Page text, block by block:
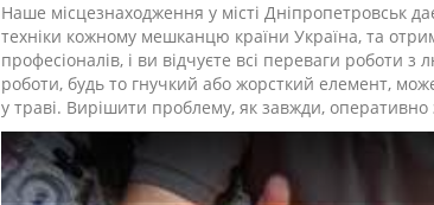
Наше місцезнаходження у місті Дніпропетровськ
техніки кожному мешканцю країни Україна, та
професіоналів, і ви відчуєте всі переваги роботи
роботи, будь то гнучкий або жорсткий елемент,
у траві. Вирішити проблему, як завжди,